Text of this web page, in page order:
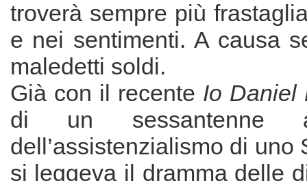
troverà sempre più
e nei sentimenti. A causa
maledetti soldi.
Già con il recente Io
di un sessantenne
dell’assistenzialismo di uno
si leggeva il dramma delle